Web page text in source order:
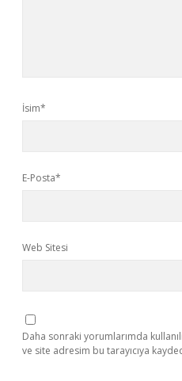
İsim*
E-Posta*
Web Sitesi
Daha sonraki yorumlarımda
ve site adresim bu tarayıcıya